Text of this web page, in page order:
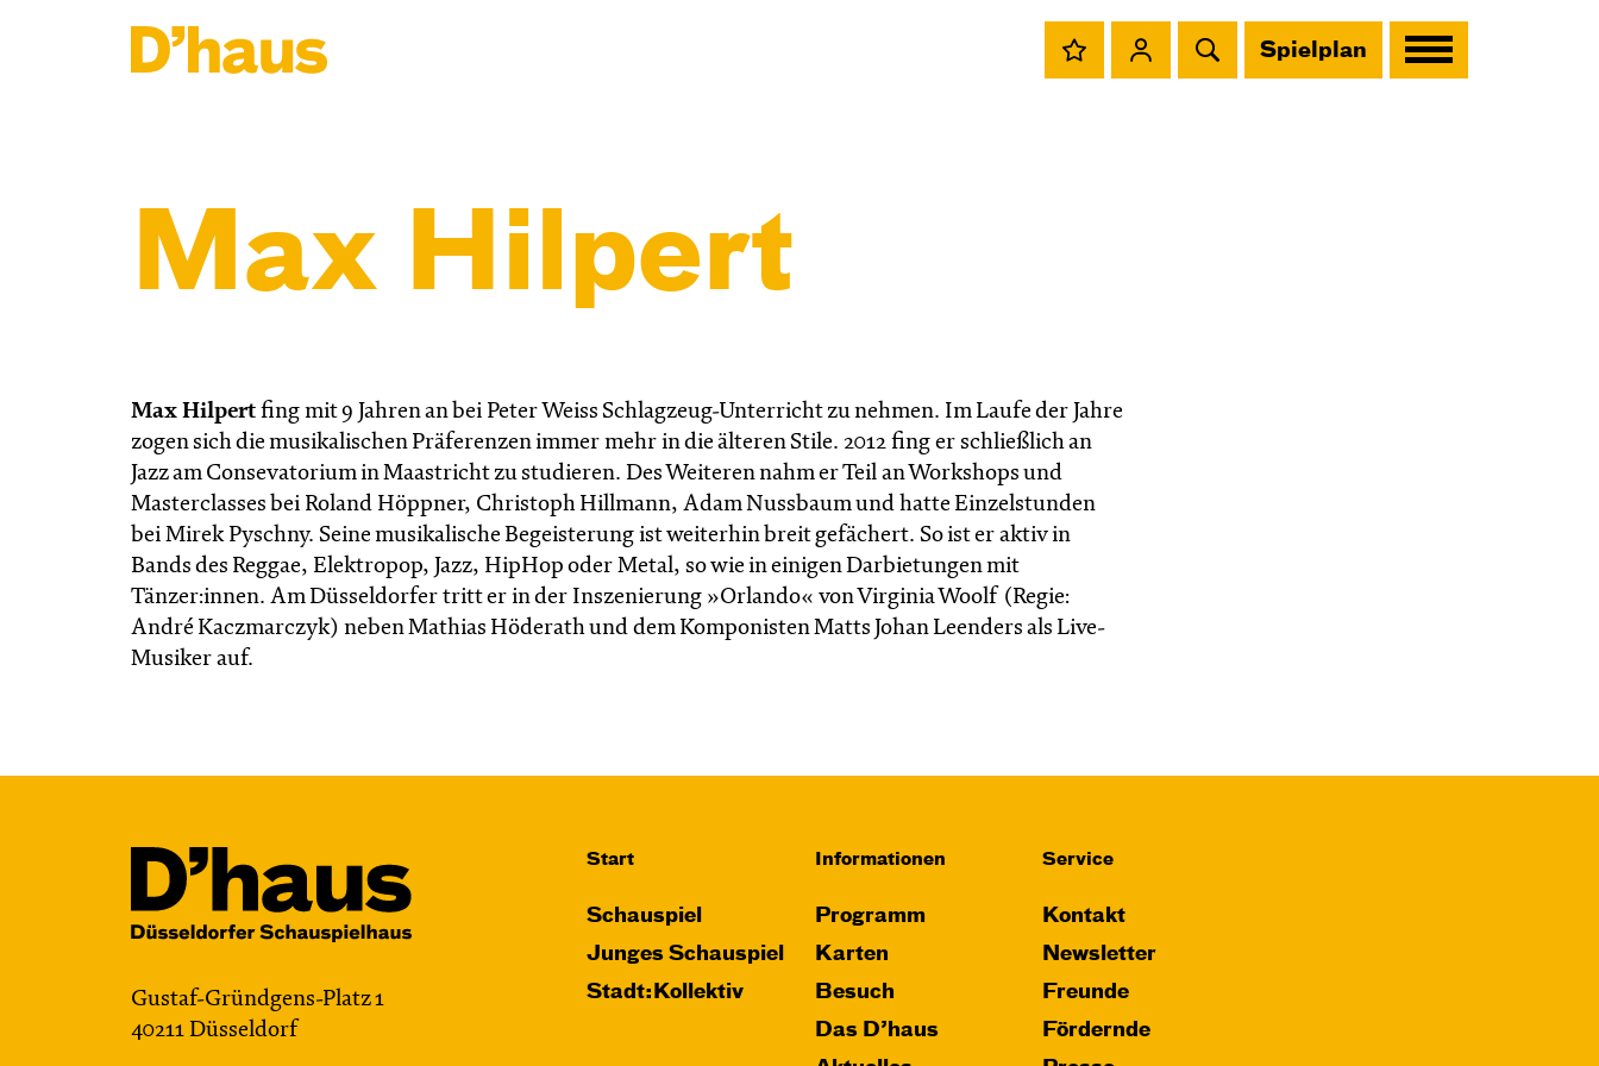
Spielplan
Max Hilpert
Max Hilpert fing mit 9 Jahren an bei Peter Weiss Schlagzeug-Unterricht zu nehmen. Im Laufe der Jahre
zogen sich die musikalischen Präferenzen immer mehr in die älteren Stile. 2012 fing er schließlich an
Jazz am Consevatorium in Maastricht zu studieren. Des Weiteren nahm er Teil an Workshops und
Masterclasses bei Roland Höppner, Christoph Hillmann, Adam Nussbaum und hatte Einzelstunden
bei Mirek Pyschny. Seine musikalische Begeisterung ist weiterhin breit gefächert. So ist er aktiv in
Bands des Reggae, Elektropop, Jazz, HipHop oder Metal, so wie in einigen Darbietungen mit
Tänzer:innen. Am Düsseldorfer tritt er in der Inszenierung »Orlando« von Virginia Woolf (Regie:
André Kaczmarczyk) neben Mathias Höderath und dem Komponisten Matts Johan Leenders als Live-
Musiker auf.
Gustaf-Gründgens-Platz 1
40211 Düsseldorf
Start
Schauspiel
Junges Schauspiel
Stadt:Kollektiv
Informationen
Programm
Karten
Besuch
Das D’haus
Service
Kontakt
Newsletter
Freunde
Fördernde